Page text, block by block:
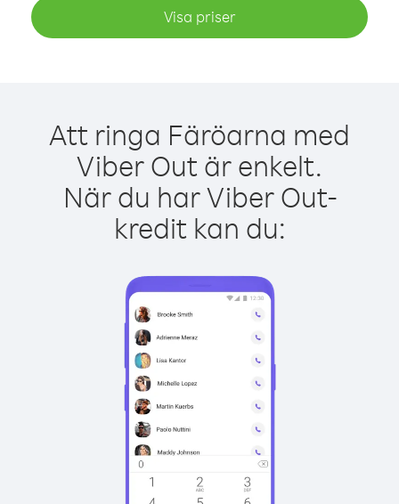
Visa priser
Att ringa Färöarna med
Viber Out är enkelt.
När du har Viber Out-
kredit kan du: